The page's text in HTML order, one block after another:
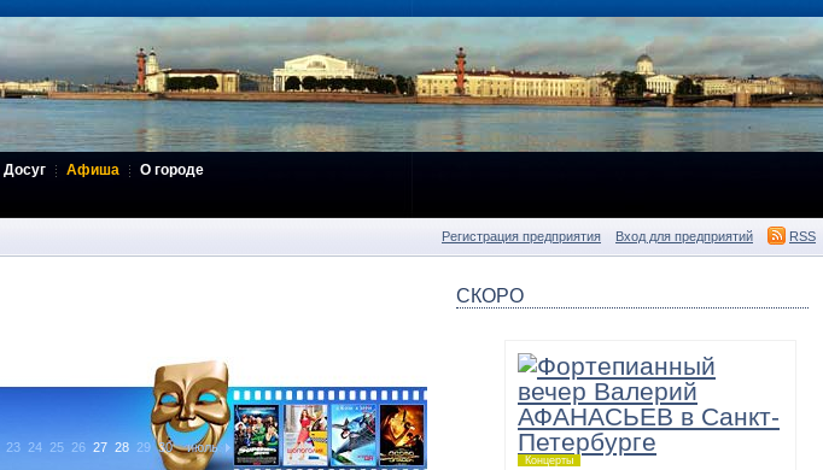
Досуг Афиша О городе
Регистрация предприятия Вход для предприятий RSS
23 24 25 26 27 28 29 30 июль
СКОРО
Концерты